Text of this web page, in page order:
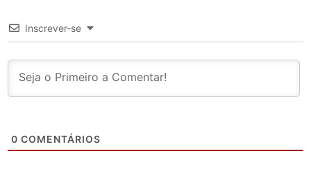
Inscrever-se
0 COMENTÁRIOS